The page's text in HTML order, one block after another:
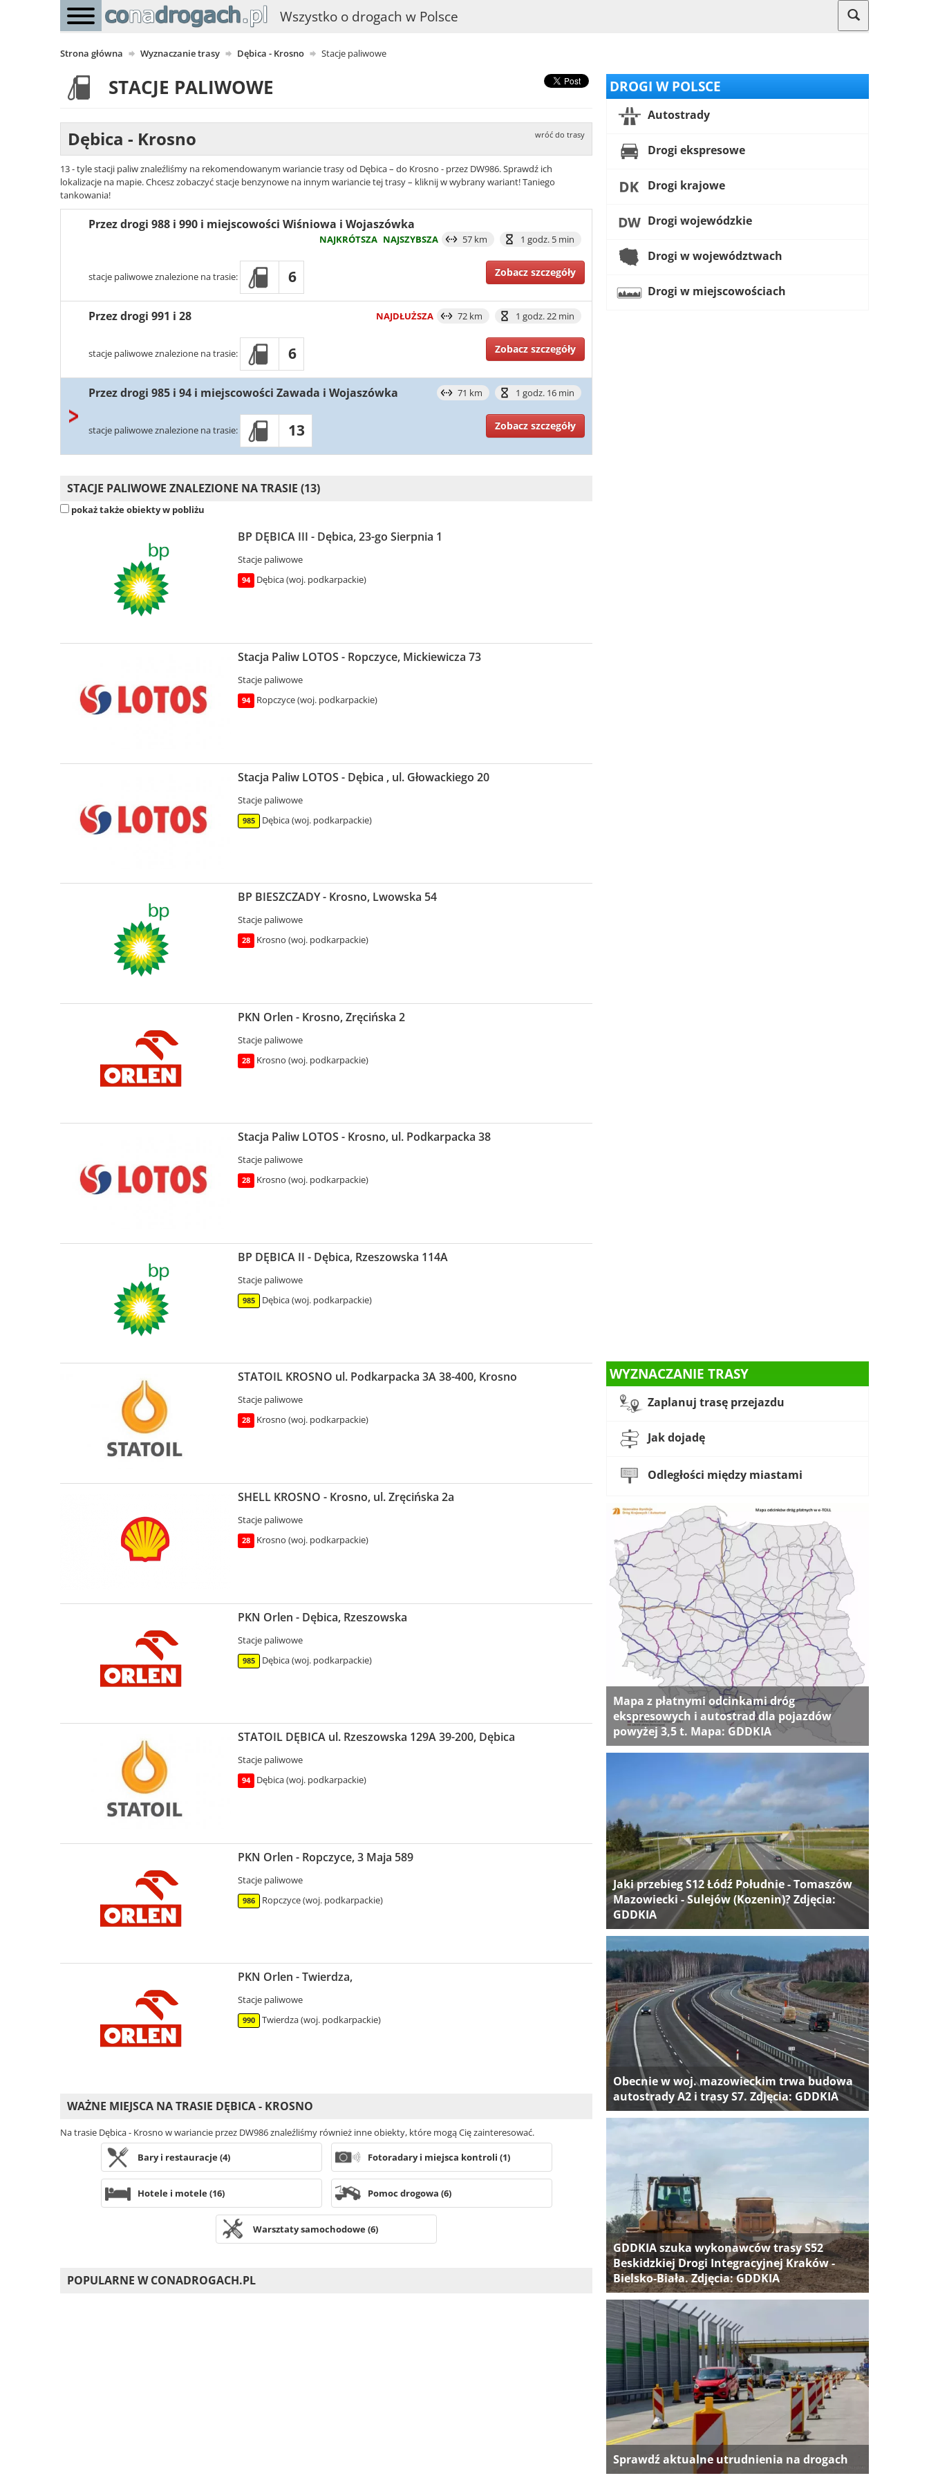
Wszystko o drogach w Polsce
Strona główna Wyznaczanie trasy Dębica - Krosno Stacje paliwowe
STACJE PALIWOWE
Dębica - Krosno wróć do trasy
13 - tyle stacji paliw znaleźliśmy na rekomendowanym wariancie trasy od Dębica – do Krosno - przez DW986. Sprawdź ich
lokalizacje na mapie. Chcesz zobaczyć stacje benzynowe na innym wariancie tej trasy – kliknij w wybrany wariant! Taniego
tankowania!
Przez drogi 988 i 990 i miejscowości Wiśniowa i Wojaszówka
NAJKRÓTSZA NAJSZYBSZA 57 km 1 godz. 5 min
stacje paliwowe znalezione na trasie: 6 Zobacz szczegóły
Przez drogi 991 i 28 NAJDŁUŻSZA 72 km 1 godz. 22 min
stacje paliwowe znalezione na trasie: 6 Zobacz szczegóły
Przez drogi 985 i 94 i miejscowości Zawada i Wojaszówka 71 km 1 godz. 16 min
stacje paliwowe znalezione na trasie: 13 Zobacz szczegóły
STACJE PALIWOWE ZNALEZIONE NA TRASIE (13)
pokaż także obiekty w pobliżu
BP DĘBICA III - Dębica, 23-go Sierpnia 1
Stacje paliwowe
94 Dębica (woj. podkarpackie)
Stacja Paliw LOTOS - Ropczyce, Mickiewicza 73
Stacje paliwowe
94 Ropczyce (woj. podkarpackie)
Stacja Paliw LOTOS - Dębica , ul. Głowackiego 20
Stacje paliwowe
985 Dębica (woj. podkarpackie)
BP BIESZCZADY - Krosno, Lwowska 54
Stacje paliwowe
28 Krosno (woj. podkarpackie)
PKN Orlen - Krosno, Zręcińska 2
Stacje paliwowe
28 Krosno (woj. podkarpackie)
Stacja Paliw LOTOS - Krosno, ul. Podkarpacka 38
Stacje paliwowe
28 Krosno (woj. podkarpackie)
BP DĘBICA II - Dębica, Rzeszowska 114A
Stacje paliwowe
985 Dębica (woj. podkarpackie)
STATOIL KROSNO ul. Podkarpacka 3A 38-400, Krosno
Stacje paliwowe
28 Krosno (woj. podkarpackie)
SHELL KROSNO - Krosno, ul. Zręcińska 2a
Stacje paliwowe
28 Krosno (woj. podkarpackie)
PKN Orlen - Dębica, Rzeszowska
Stacje paliwowe
985 Dębica (woj. podkarpackie)
STATOIL DĘBICA ul. Rzeszowska 129A 39-200, Dębica
Stacje paliwowe
94 Dębica (woj. podkarpackie)
PKN Orlen - Ropczyce, 3 Maja 589
Stacje paliwowe
986 Ropczyce (woj. podkarpackie)
PKN Orlen - Twierdza,
Stacje paliwowe
990 Twierdza (woj. podkarpackie)
WAŻNE MIEJSCA NA TRASIE DĘBICA - KROSNO
Na trasie Dębica - Krosno w wariancie przez DW986 znaleźliśmy również inne obiekty, które mogą Cię zainteresować.
Bary i restauracje (4)
Fotoradary i miejsca kontroli (1)
Hotele i motele (16) Pomoc drogowa (6)
Warsztaty samochodowe (6)
POPULARNE W CONADROGACH.PL
DROGI W POLSCE
Autostrady
Drogi ekspresowe
Drogi krajowe
Drogi wojewódzkie
Drogi w województwach
Drogi w miejscowościach
WYZNACZANIE TRASY
Zaplanuj trasę przejazdu
Jak dojadę
Odległości między miastami
Mapa z płatnymi odcinkami dróg
ekspresowych i autostrad dla pojazdów
powyżej 3,5 t. Mapa: GDDKIA
Jaki przebieg S12 Łódź Południe - Tomaszów
Mazowiecki - Sulejów (Kozenin)? Zdjęcia:
GDDKIA
Obecnie w woj. mazowieckim trwa budowa
autostrady A2 i trasy S7. Zdjęcia: GDDKIA
GDDKIA szuka wykonawców trasy S52
Beskidzkiej Drogi Integracyjnej Kraków -
Bielsko-Biała. Zdjęcia: GDDKIA
Sprawdź aktualne utrudnienia na drogach